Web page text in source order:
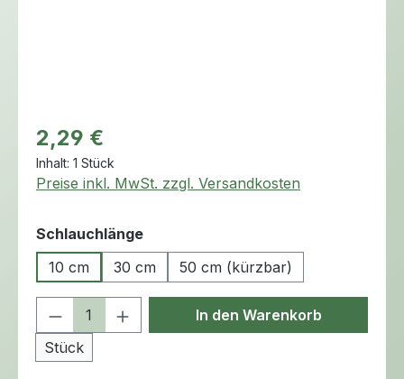
Regulärer Preis:
2,29 €
Inhalt: 1 Stück
Preise inkl. MwSt. zzgl. Versandkosten
Schlauchlängeauswählen
10 cm
30 cm 50 cm (kürzbar)
Produkt Anzahl: Gib den
Stück
In den Warenkorb